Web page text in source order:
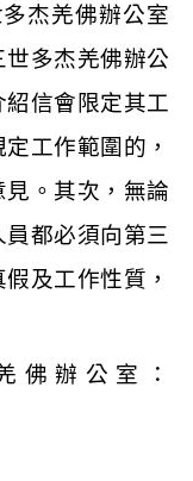
杰羌佛辦公室
多杰羌佛辦公
信會限定其工
工作範圍的，
。其次，無論
都必須向第三
及工作性質，
佛辦公室：